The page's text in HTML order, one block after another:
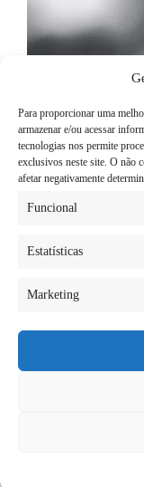
Para proporcionar uma
armazenar e/ou acessar
tecnologias nos permite
exclusivos neste site. O não
afetar negativamente
Funcional
Estatísticas
Marketing
O perdão pode ser
perdoar alguém ou
sejamos perdoados
Copyright © 2026 - todos